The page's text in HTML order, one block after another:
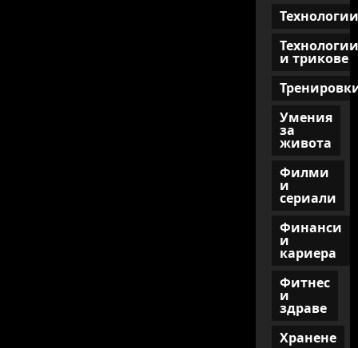
Технологии
Технологии
и трикове
Умения
за
живота
Филми
и
сериали
Финанси
и
кариера
Фитнес
и
здраве
Хранене